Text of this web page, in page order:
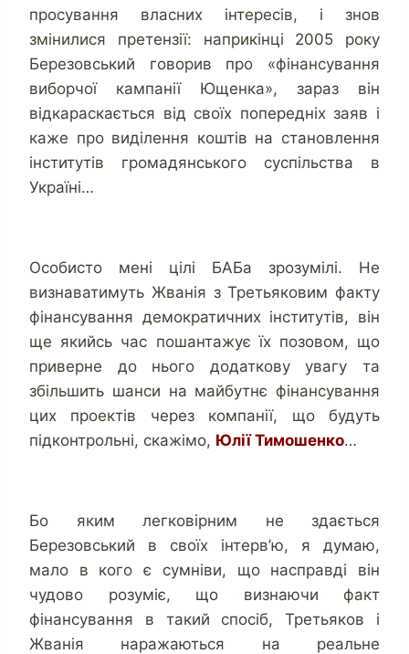
просування власних інтересів, і знов
змінилися претензії: наприкінці 2005 року
Березовський говорив про «фінансування
виборчої кампанії Ющенка», зараз він
відкараскається від своїх попередніх заяв і
каже про виділення коштів на становлення
інститутів громадянського суспільства в
Україні…
Особисто мені цілі БАБа зрозумілі. Не
визнаватимуть Жванія з Третьяковим факту
фінансування демократичних інститутів, він
ще якийсь час пошантажує їх позовом, що
приверне до нього додаткову увагу та
збільшить шанси на майбутнє фінансування
цих проектів через компанії, що будуть
підконтрольні, скажімо, Юлії Тимошенко…
Бо яким легковірним не здається
Березовський в своїх інтерв’ю, я думаю,
мало в кого є сумніви, що насправді він
чудово розуміє, що визнаючи факт
фінансування в такий спосіб, Третьяков і
Жванія наражаються на реальне